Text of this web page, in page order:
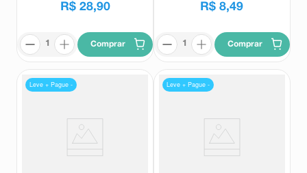
R$ 28,90
Comprar
R$ 8,49
Comprar
Leve + Pague -
Antigripal Benegrip Multi Dia 4
Leve + Pague -
Antigripal Benegrip Multi Noite